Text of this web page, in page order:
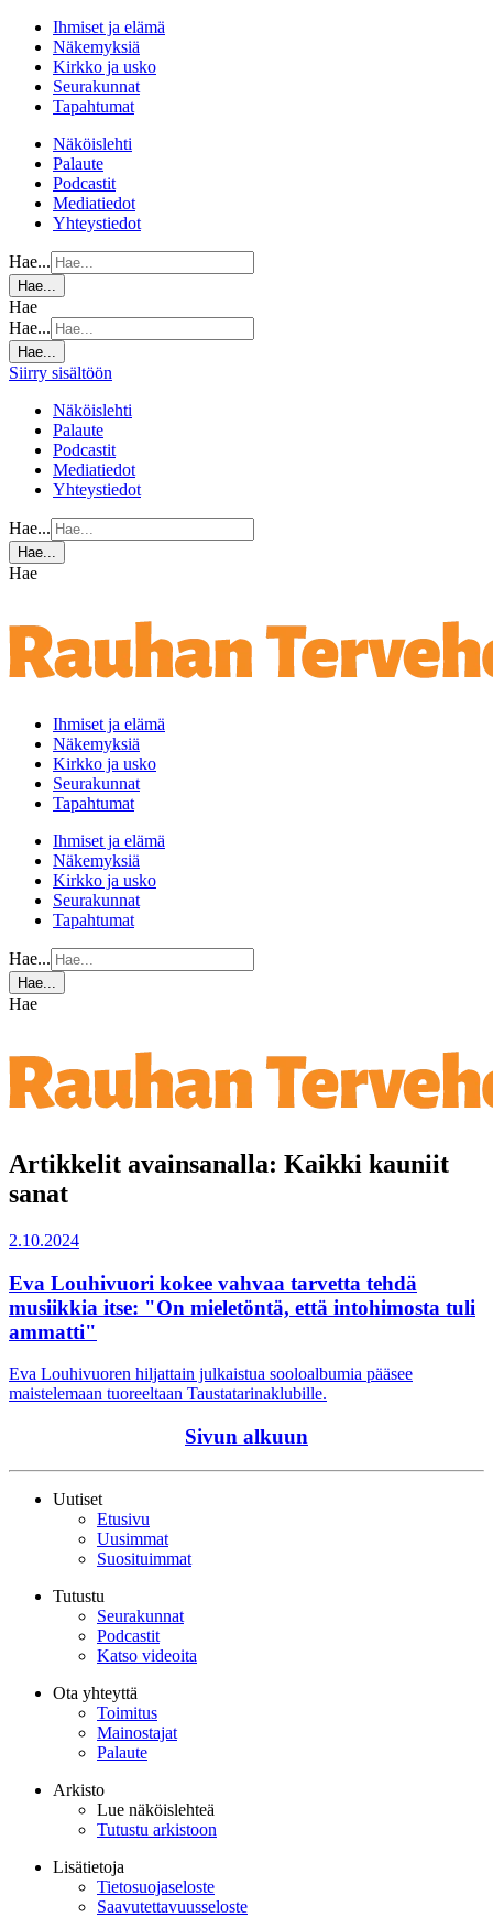
Ihmiset ja elämä
Näkemyksiä
Kirkko ja usko
Seurakunnat
Tapahtumat
Näköislehti
Palaute
Podcastit
Mediatiedot
Yhteystiedot
Hae...
Hae...
Hae
Hae...
Hae...
Siirry sisältöön
Näköislehti
Palaute
Podcastit
Mediatiedot
Yhteystiedot
Hae...
Hae...
Hae
Ihmiset ja elämä
Näkemyksiä
Kirkko ja usko
Seurakunnat
Tapahtumat
Ihmiset ja elämä
Näkemyksiä
Kirkko ja usko
Seurakunnat
Tapahtumat
Hae...
Hae...
Hae
Artikkelit avainsanalla: Kaikki kauniit
sanat
2.10.2024
Eva Louhivuori kokee vahvaa tarvetta tehdä
musiikkia itse: "On mieletöntä, että intohimosta tuli
ammatti"
Eva Louhivuoren hiljattain julkaistua sooloalbumia pääsee
maistelemaan tuoreeltaan Taustatarinaklubille.
Sivun alkuun
Uutiset
Etusivu
Uusimmat
Suosituimmat
Tutustu
Seurakunnat
Podcastit
Katso videoita
Ota yhteyttä
Toimitus
Mainostajat
Palaute
Arkisto
Lue näköislehteä
Tutustu arkistoon
Lisätietoja
Tietosuojaseloste
Saavutettavuusseloste